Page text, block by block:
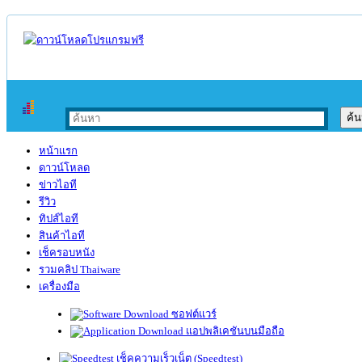
หน้าแรก
ดาวน์โหลด
ข่าวไอที
รีวิว
ทิปส์ไอที
สินค้าไอที
เช็ครอบหนัง
รวมคลิป Thaiware
เครื่องมือ
ซอฟต์แวร์
แอปพลิเคชันบนมือถือ
เช็คความเร็วเน็ต (Speedtest)